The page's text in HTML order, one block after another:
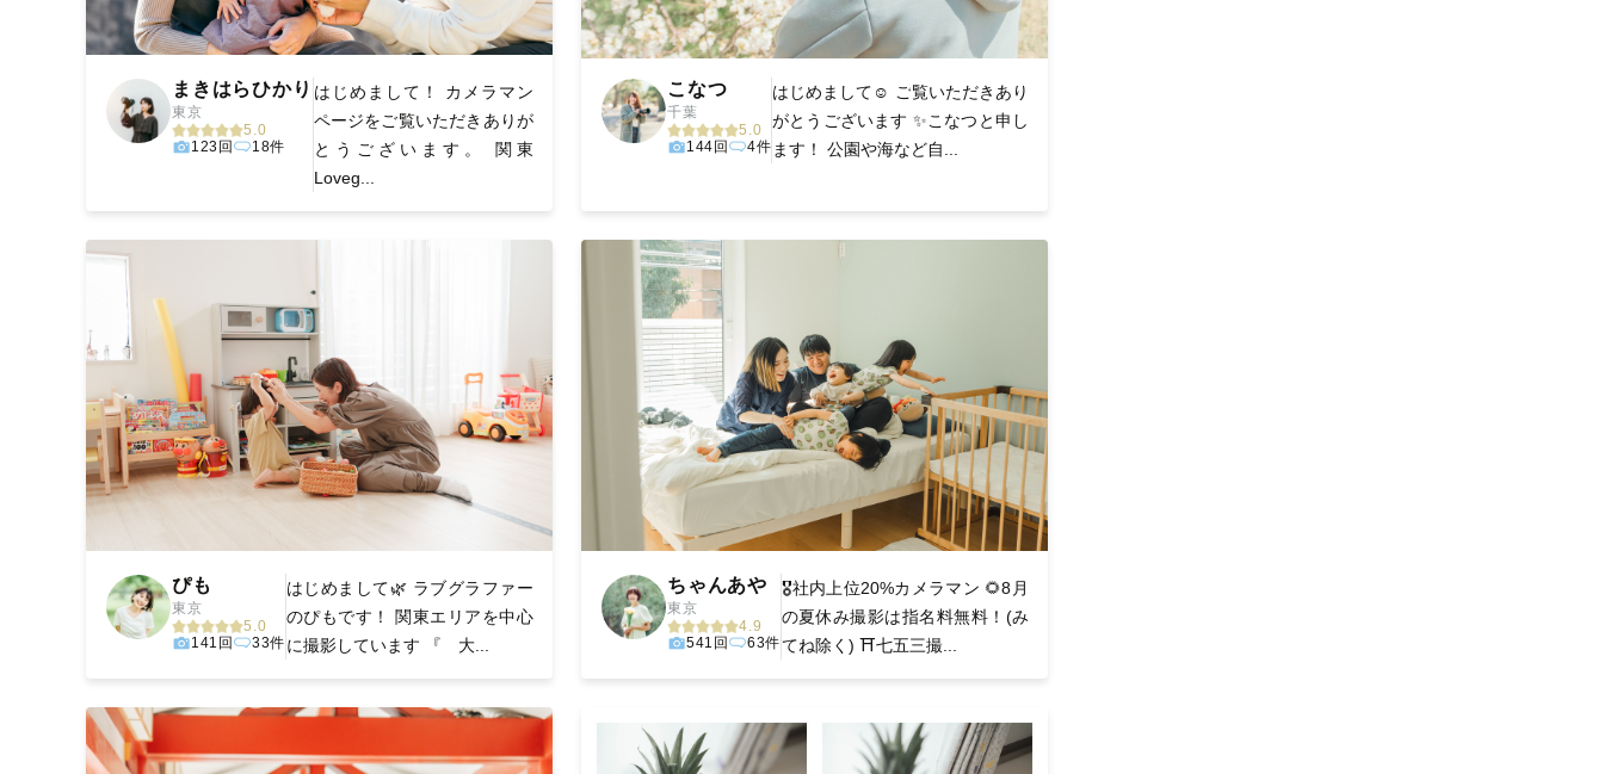
まきはらひかり
東京
5.0
123回
18件
はじめまして！ カメラマン
ページをご覧いただきありが
とうございます。 関東
Loveg...
こなつ
千葉
5.0
144回
4件
はじめまして☺ ご覧いただきあり
がとうございます ✨こなつと申し
ます！ 公園や海など自...
ぴも
東京
5.0
141回
33件
はじめまして🌿 ラブグラファー
のぴもです！ 関東エリアを中心
に撮影しています 『 大...
ちゃんあや
東京
4.9
541回
63件
🎖️社内上位20%カメラマン 🌻8月
の夏休み撮影は指名料無料！(み
てね除く) ⛩️七五三撮...